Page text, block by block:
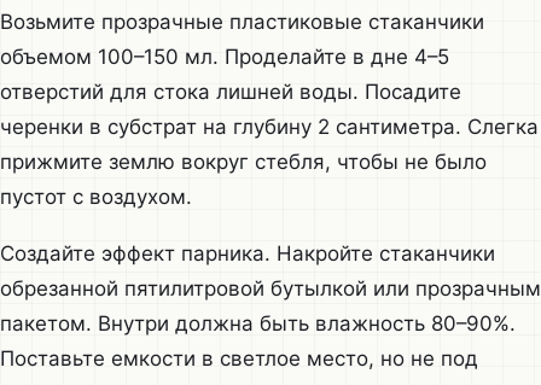
Возьмите прозрачные пластиковые стаканчики
объемом 100–150 мл. Проделайте в дне 4–5
отверстий для стока лишней воды. Посадите
черенки в субстрат на глубину 2 сантиметра. Слегка
прижмите землю вокруг стебля, чтобы не было
пустот с воздухом.
Создайте эффект парника. Накройте стаканчики
обрезанной пятилитровой бутылкой или прозрачным
пакетом. Внутри должна быть влажность 80–90%.
Поставьте емкости в светлое место, но не под